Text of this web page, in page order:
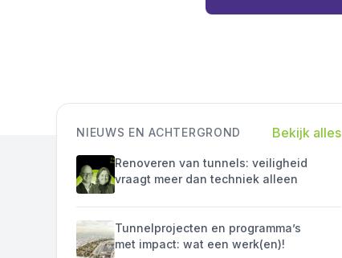
NIEUWS EN ACHTERGROND Bekijk alles
Renoveren van tunnels: veiligheid
vraagt meer dan techniek alleen
Tunnelprojecten en programma’s
met impact: wat een werk(en)!